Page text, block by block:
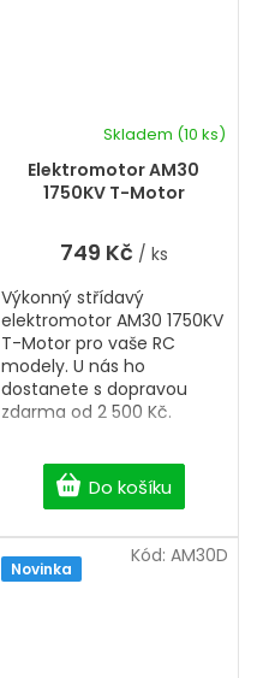
Elektromotor AM30
1750KV T-Motor
Skladem (10 ks)
749 Kč / ks
Do košíku
Výkonný střídavý
elektromotor AM30 1750KV
T-Motor pro vaše RC
modely. U nás ho
dostanete s dopravou
zdarma od 2 500 Kč.
Novinka
Kód: AM30D